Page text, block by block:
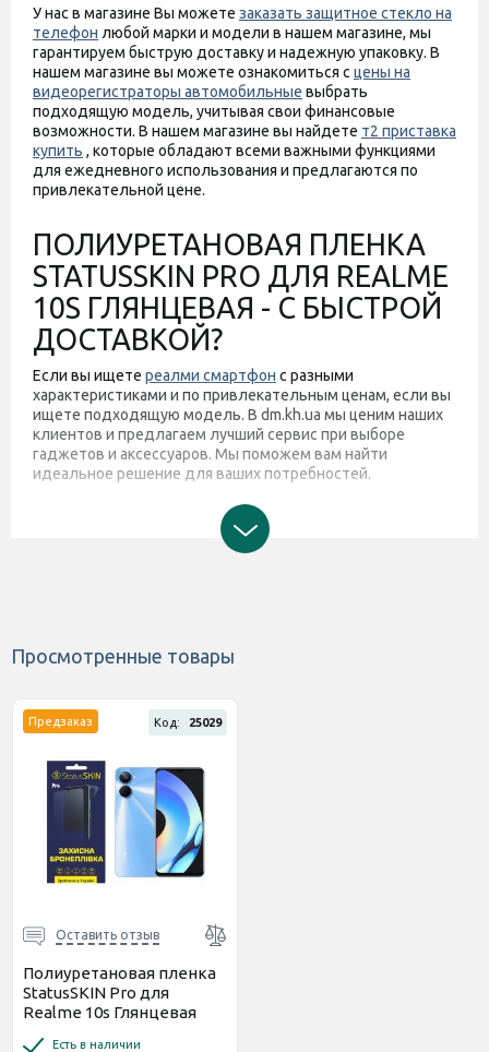
У нас в магазине Вы можете заказать защитное стекло на
телефон любой марки и модели в нашем магазине, мы
гарантируем быструю доставку и надежную упаковку. В
нашем магазине вы можете ознакомиться с цены на
видеорегистраторы автомобильные выбрать
подходящую модель, учитывая свои финансовые
возможности. В нашем магазине вы найдете т2 приставка
купить , которые обладают всеми важными функциями
для ежедневного использования и предлагаются по
привлекательной цене.
ПОЛИУРЕТАНОВАЯ ПЛЕНКА
STATUSSKIN PRO ДЛЯ REALME
10S ГЛЯНЦЕВАЯ - С БЫСТРОЙ
ДОСТАВКОЙ?
Если вы ищете реалми смартфон с разными
характеристиками и по привлекательным ценам, если вы
ищете подходящую модель. В dm.kh.ua мы ценим наших
клиентов и предлагаем лучший сервис при выборе
гаджетов и аксессуаров. Мы поможем вам найти
идеальное решение для ваших потребностей.
Просмотренные товары
Код: 25029
Предзаказ
Оставить отзыв
Полиуретановая пленка
StatusSKIN Pro для
Realme 10s Глянцевая
Есть в наличии